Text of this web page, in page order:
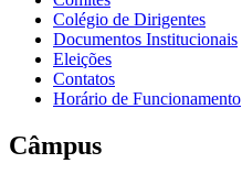
Colégio de Dirigentes
Documentos Institucionais
Eleições
Contatos
Horário de Funcionamento
Câmpus